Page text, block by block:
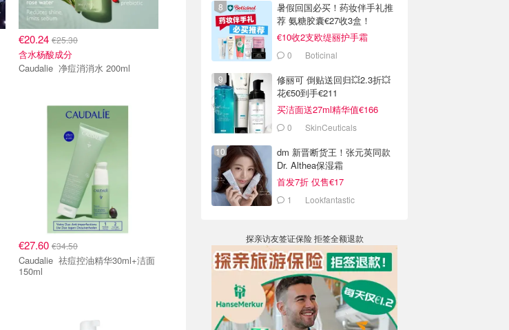
€20.24 €25.30
含水杨酸成分
Caudalie 净痘消消水 200ml
€27.60 €34.50
Caudalie 祛痘控油精华30ml+洁面
150ml
暑假回国必买！药妆伴手礼推
荐 氨糖胶囊€27收3盒！
€10收2支欧缇丽护手霜
0 Boticinal
修丽可 倒贴送回归💥2.3折💥
花€50到手€211
买洁面送27ml精华值€166
0 SkinCeuticals
dm 新晋断货王！张元英同款
Dr. Althea保湿霜
首发7折 仅售€17
1 Lookfantastic
探亲访友签证保险 拒签全额退款